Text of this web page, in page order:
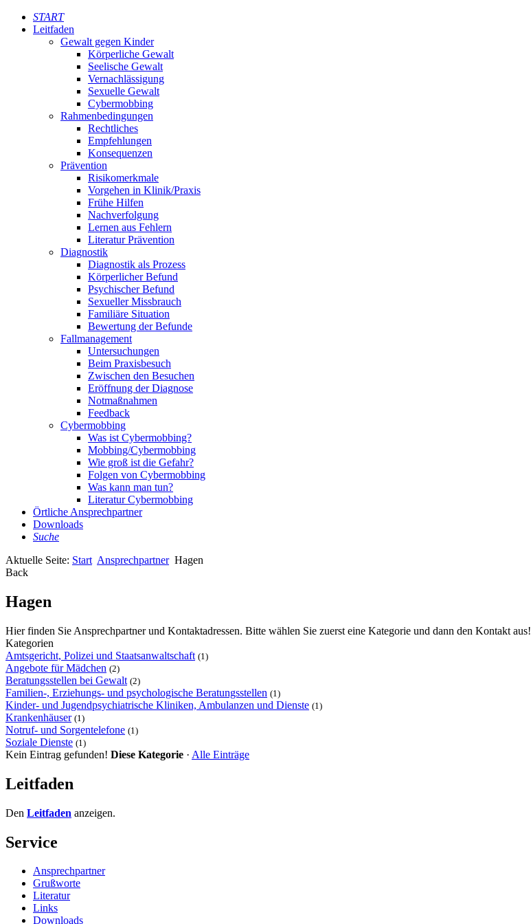
START
Leitfaden
Gewalt gegen Kinder
Körperliche Gewalt
Seelische Gewalt
Vernachlässigung
Sexuelle Gewalt
Cybermobbing
Rahmenbedingungen
Rechtliches
Empfehlungen
Konsequenzen
Prävention
Risikomerkmale
Vorgehen in Klinik/Praxis
Frühe Hilfen
Nachverfolgung
Lernen aus Fehlern
Literatur Prävention
Diagnostik
Diagnostik als Prozess
Körperlicher Befund
Psychischer Befund
Sexueller Missbrauch
Familiäre Situation
Bewertung der Befunde
Fallmanagement
Untersuchungen
Beim Praxisbesuch
Zwischen den Besuchen
Eröffnung der Diagnose
Notmaßnahmen
Feedback
Cybermobbing
Was ist Cybermobbing?
Mobbing/Cybermobbing
Wie groß ist die Gefahr?
Folgen von Cybermobbing
Was kann man tun?
Literatur Cybermobbing
Örtliche Ansprechpartner
Downloads
Suche
Aktuelle Seite: Start Ansprechpartner Hagen
Back
Hagen
Hier finden Sie Ansprechpartner und Kontaktadressen. Bitte wählen Sie zuerst eine Kategorie und dann den Kontakt aus!
Kategorien
Amtsgericht, Polizei und Staatsanwaltschaft (1)
Angebote für Mädchen (2)
Beratungsstellen bei Gewalt (2)
Familien-, Erziehungs- und psychologische Beratungsstellen (1)
Kinder- und Jugendpsychiatrische Kliniken, Ambulanzen und Dienste (1)
Krankenhäuser (1)
Notruf- und Sorgentelefone (1)
Soziale Dienste (1)
Kein Eintrag gefunden! Diese Kategorie · Alle Einträge
Leitfaden
Den Leitfaden anzeigen.
Service
Ansprechpartner
Grußworte
Literatur
Links
Downloads